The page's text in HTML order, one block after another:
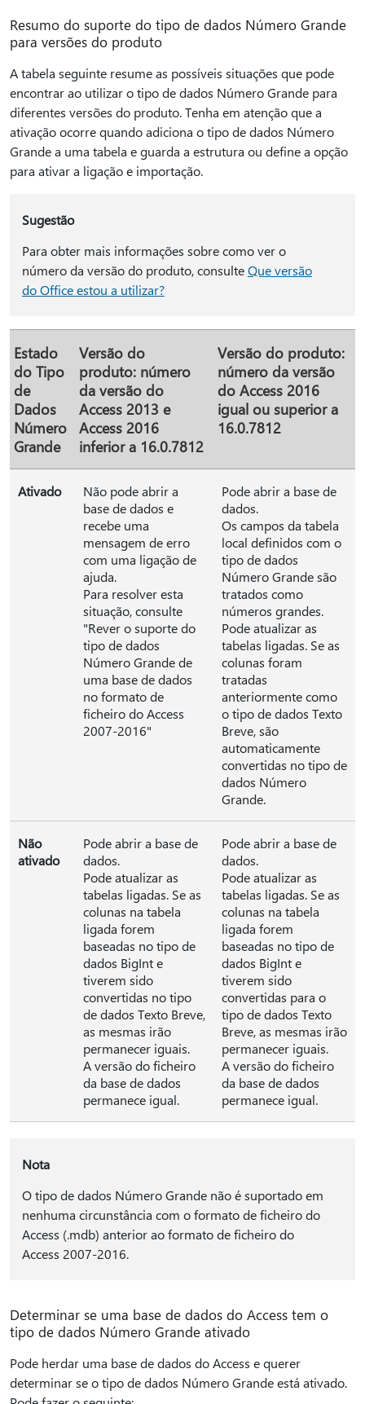
Resumo do suporte do tipo de dados Número Grande
para versões do produto
A tabela seguinte resume as possíveis situações que pode
encontrar ao utilizar o tipo de dados Número Grande para
diferentes versões do produto. Tenha em atenção que a
ativação ocorre quando adiciona o tipo de dados Número
Grande a uma tabela e guarda a estrutura ou define a opção
para ativar a ligação e importação.
Sugestão
Para obter mais informações sobre como ver o
número da versão do produto, consulteQue versão
do Office estou a utilizar?
Estado
do Tipo
de
Dados
Número
Grande
Versão do
produto: número
da versão do
Access 2013 e
Access 2016
inferior a 16.0.7812
Versão do produto:
número da versão
do Access 2016
igual ou superior a
16.0.7812
Ativado
Não pode abrir a
base de dados e
recebe uma
mensagem de erro
com uma ligação de
ajuda.
Para resolver esta
situação, consulte
"Rever o suporte do
tipo de dados
Número Grande de
uma base de dados
no formato de
ficheiro do Access
2007-2016"
Pode abrir a base de
dados.
Os campos da tabela
local definidos com o
tipo de dados
Número Grande são
tratados como
números grandes.
Pode atualizar as
tabelas ligadas. Se as
colunas foram
tratadas
anteriormente como
o tipo de dados Texto
Breve, são
automaticamente
convertidas no tipo de
dados Número
Grande.
Não
ativado
Pode abrir a base de
dados.
Pode atualizar as
tabelas ligadas. Se as
colunas na tabela
ligada forem
baseadas no tipo de
dados BigInt e
tiverem sido
convertidas no tipo
de dados Texto Breve,
as mesmas irão
permanecer iguais.
A versão do ficheiro
da base de dados
permanece igual.
Pode abrir a base de
dados.
Pode atualizar as
tabelas ligadas. Se as
colunas na tabela
ligada forem
baseadas no tipo de
dados BigInt e
tiverem sido
convertidas para o
tipo de dados Texto
Breve, as mesmas irão
permanecer iguais.
A versão do ficheiro
da base de dados
permanece igual.
Nota
O tipo de dados Número Grande não é suportado em
nenhuma circunstância com o formato de ficheiro do
Access (.mdb) anterior ao formato de ficheiro do
Access 2007-2016.
Determinar se uma base de dados do Access tem o
tipo de dados Número Grande ativado
Pode herdar uma base de dados do Access e querer
determinar se o tipo de dados Número Grande está ativado.